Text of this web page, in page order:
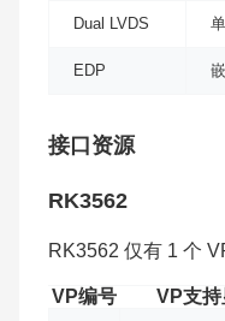
Dual LVDS
EDP
接口资源
RK3562
RK3562 仅有 1 个
VP编号 VP支持